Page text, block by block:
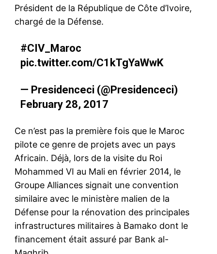
Président de la République de Côte d’Ivoire,
chargé de la Défense.
#CIV_Maroc
pic.twitter.com/C1kTgYaWwK
— Presidenceci (@Presidenceci)
February 28, 2017
Ce n’est pas la première fois que le Maroc
pilote ce genre de projets avec un pays
Africain. Déjà, lors de la visite du Roi
Mohammed VI au Mali en février 2014, le
Groupe Alliances signait une convention
similaire avec le ministère malien de la
Défense pour la rénovation des principales
infrastructures militaires à Bamako dont le
financement était assuré par Bank al-